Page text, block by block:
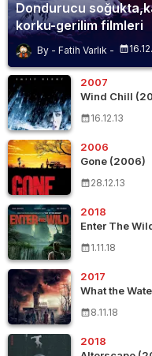
Dondurucu
korku-gerilim filmleri
Fatih Varlık
2007
Wind Chill
16.12.13
2006
Gone (2006)
28.12.13
2018
Enter The
1.11.18
2017
What the
8.11.18
2018